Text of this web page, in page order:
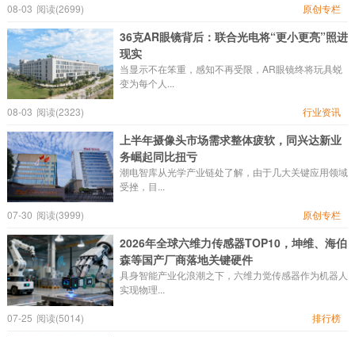
08-03 阅读(2699) 原创专栏
36克AR眼镜背后：联合光电将“更小更亮”照进
现实
当显示不在笨重，感知不再受限，AR眼镜终将玩具蜕
变为每个人...
08-03 阅读(2323) 行业资讯
上半年摄像头市场需求整体疲软，同兴达新业
务崛起同比扭亏
潮电智库从光学产业链处了解，由于几大关键应用领域
受挫，目...
07-30 阅读(3999) 原创专栏
2026年全球六维力传感器TOP10，坤维、海伯
森等国产厂商落地关键硬件
具身智能产业化浪潮之下，六维力觉传感器作为机器人
实现物理...
07-25 阅读(5014) 排行榜